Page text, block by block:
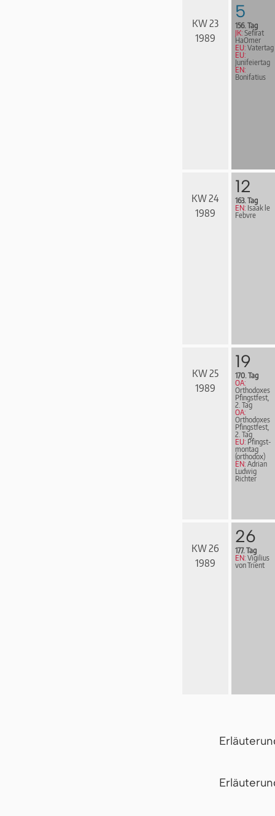
KW 23
1989
5
156. Tag
JK: Sefirat
HaOmer
EU: Vatertag
EU:
Junifeiertag
EN:
Bonifatius
KW 24
1989
12
163. Tag
EN: Isaak le
Febvre
KW 25
1989
19
170. Tag
OA:
Orthodoxes
Pfingstfest,
2. Tag
OA:
Orthodoxes
Pfingstfest,
2. Tag
EU: Pfingst­
mon­tag
(orthodox)
EN: Adrian
Ludwig
Richter
KW 26
1989
26
177. Tag
EN: Vigilius
von Trient